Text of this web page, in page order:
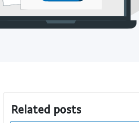
Related posts